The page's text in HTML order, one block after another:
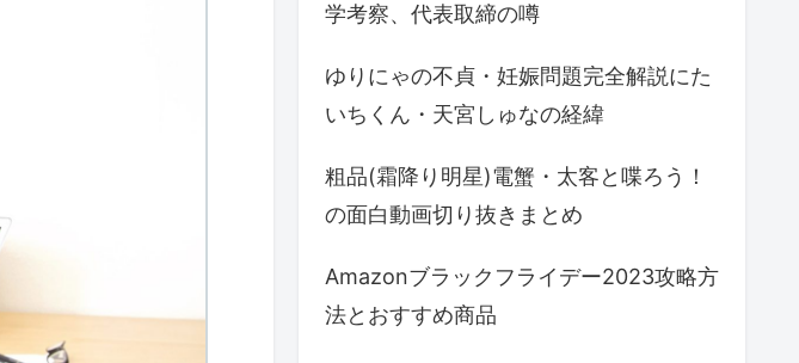
学考察、代表取締の噂
ゆりにゃの不貞・妊娠問題完全解説にた
いちくん・天宮しゅなの経緯
粗品(霜降り明星)電蟹・太客と喋ろう！
の面白動画切り抜きまとめ
Amazonブラックフライデー2023攻略方
法とおすすめ商品